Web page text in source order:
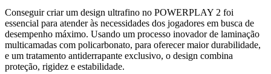
Conseguir criar um design ultrafino no POWERPLAY 2 foi
essencial para atender às necessidades dos jogadores em busca de
desempenho máximo. Usando um processo inovador de laminação
multicamadas com policarbonato, para oferecer maior durabilidade,
e um tratamento antiderrapante exclusivo, o design combina
proteção, rigidez e estabilidade.